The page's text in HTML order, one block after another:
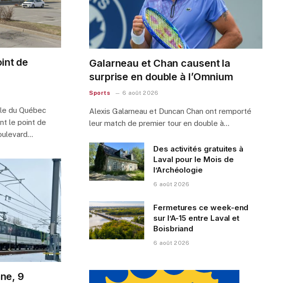
de
du Québec
le point de
9
Galarneau et Chan causent la
surprise en double à l’Omnium
Sports 6 août 2026
Alexis Galarneau et Duncan Chan ont remporté
leur match de premier tour en double à…
Des activités gratuites à
Laval pour le Mois de
l’Archéologie
6 août 2026
Fermetures ce week-end
sur l’A-15 entre Laval et
Boisbriand
6 août 2026